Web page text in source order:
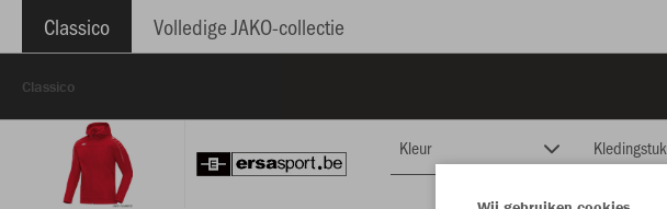
Classico Volledige JAKO-collectie
Classico
Kleur Kledingstuk